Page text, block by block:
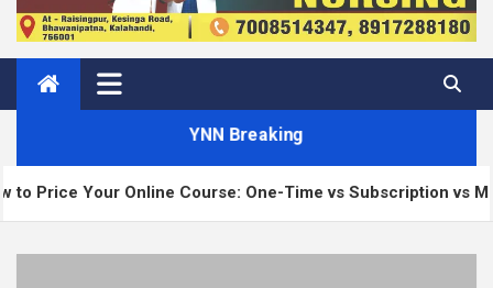
YNN Breaking
Online Course: One-Time vs Subscription vs Membership